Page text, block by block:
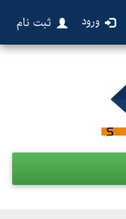
ورود ثبت نام